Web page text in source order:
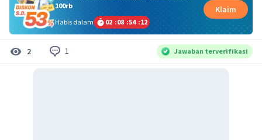
100rb
Habis dalam
02 :08 :54 :11
Klaim
2 1 Jawaban terverifikasi